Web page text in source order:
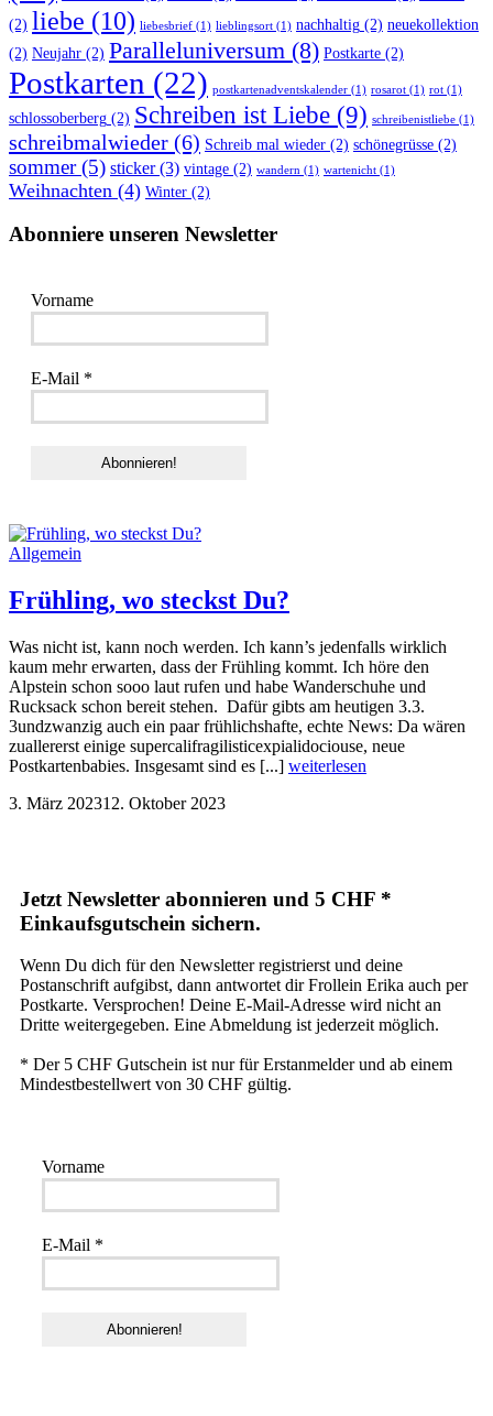
(2) liebe (10) liebesbrief (1) lieblingsort (1) nachhaltig (2) neuekollektion
(2) Neujahr (2) Paralleluniversum (8) Postkarte (2)
Postkarten (22) postkartenadventskalender (1) rosarot (1) rot (1)
schlossoberberg (2) Schreiben ist Liebe (9) schreibenistliebe (1)
schreibmalwieder (6) Schreib mal wieder (2) schönegrüsse (2)
sommer(5) sticker(3) vintage (2) wandern (1) wartenicht (1)
Weihnachten (4) Winter (2)
Abonniere unseren Newsletter
Vorname
E-Mail *
Allgemein
Frühling, wo steckst Du?
Was nicht ist, kann noch werden. Ich kann’s jedenfalls wirklich
kaum mehr erwarten, dass der Frühling kommt. Ich höre den
Alpstein schon sooo laut rufen und habe Wanderschuhe und
Rucksack schon bereit stehen. Dafür gibts am heutigen 3.3.
3undzwanzig auch ein paar frühlichshafte, echte News: Da wären
zuallererst einige supercalifragilisticexpialidociouse, neue
Postkartenbabies. Insgesamt sind es [...] weiterlesen
3. März 202312. Oktober 2023
Jetzt Newsletter abonnieren und 5 CHF *
Einkaufsgutschein sichern.
Wenn Du dich für den Newsletter registrierst und deine
Postanschrift aufgibst, dann antwortet dir Frollein Erika auch per
Postkarte. Versprochen! Deine E-Mail-Adresse wird nicht an
Dritte weitergegeben. Eine Abmeldung ist jederzeit möglich.
* Der 5 CHF Gutschein ist nur für Erstanmelder und ab einem
Mindestbestellwert von 30 CHF gültig.
Vorname
E-Mail *